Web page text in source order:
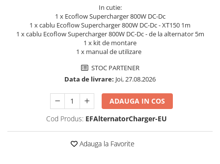
Sisteme fotovoltaice de putere
mica (rulota/caravan/case de
vacanta)
Sisteme fotovoltaice profesionale
Pachete sisteme fotovoltaice
Statii de incarcare vehicule
Cabluri de incarcare vehicule
In cutie:
1 x Ecoflow Supercharger 800W DC-Dc
1 x cablu Ecoflow Supercharger 800W DC-Dc - XT150 1m
1 x cablu Ecoflow Supercharger 800W DC-Dc - de la alternator 5m
1 x kit de montare
1 x manual de utilizare
STOC PARTENER
Data de livrare: Joi, 27.08.2026
ADAUGA IN COS
Cod Produs: EFAlternatorCharger-EU
Adauga la Favorite